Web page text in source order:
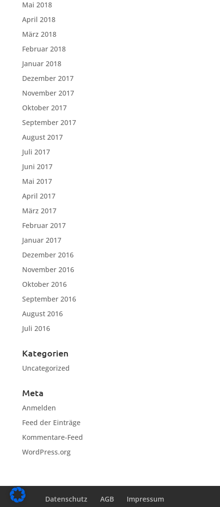
Mai 2018
April 2018
März 2018
Februar 2018
Januar 2018
Dezember 2017
November 2017
Oktober 2017
September 2017
August 2017
Juli 2017
Juni 2017
Mai 2017
April 2017
März 2017
Februar 2017
Januar 2017
Dezember 2016
November 2016
Oktober 2016
September 2016
August 2016
Juli 2016
Kategorien
Uncategorized
Meta
Anmelden
Feed der Einträge
Kommentare-Feed
WordPress.org
Datenschutz AGB Impressum